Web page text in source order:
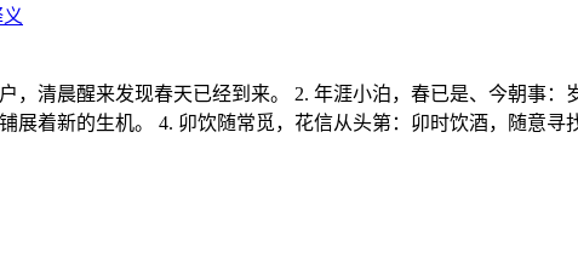
，清晨醒来发现春天已经到来。 2. 年涯小泊，春已是、今朝事
展着新的生机。 4. 卯饮随常觅，花信从头第：卯时饮酒，随意